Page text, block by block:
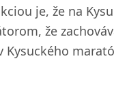
je, že na
že